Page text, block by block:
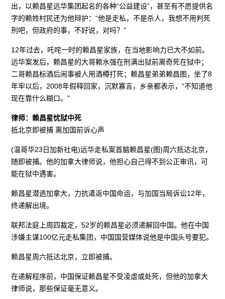
出，以赖昌星远华集团起名的各种“公益建设”，甚至有不愿提供名
字的赖姓村民还为他辩护：“他是走私，不是杀人，我想不用判死
刑吧，但政府的事，不好说，对吗？”
12年过去，吒咤一时的赖昌星家族，在当地影响力已大不如前。
远华案发后，赖昌星的大哥赖水强在刑满出狱前离奇死在狱中；
二哥赖昌标酒后闹事被人用酒樽打死；赖昌星弟弟赖昌图，坐了8
年牢以后，2008年假释回家，沉默寡言，乡亲都表示，“不知道他
现在靠什么糊口。”
律师：赖昌星忧狱中死
抵北京即被捕 离加国前诉心声
(温哥华23日加新社电)远华走私案首脑赖昌星(图)周六抵达北京，
随即被捕。他的加拿大律师说，他担心自己得不到公正审讯，可
能在狱中遇害。
赖昌星潜逃加拿大，力抗遣返中国命运，与加国当局诉讼12年，
终递解出境。
联邦法庭上周四裁定，52岁的赖昌星必须递解回中国。他在中国
涉嫌主谋100亿元走私集团，中国国营媒体说他是中国头号要犯。
赖昌星周六抵达北京，立即被捕。
在递解程序前，中国保证赖昌星不受凌虐或处死，但他的加拿大
律师说，那些保证毫无意义。